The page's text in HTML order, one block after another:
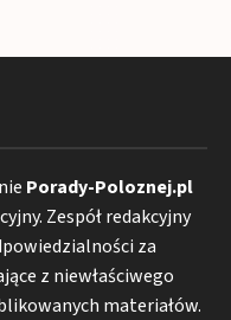
Porady-Poloznej.pl
Zespół redakcyjny
za
z niewłaściwego
materiałów.